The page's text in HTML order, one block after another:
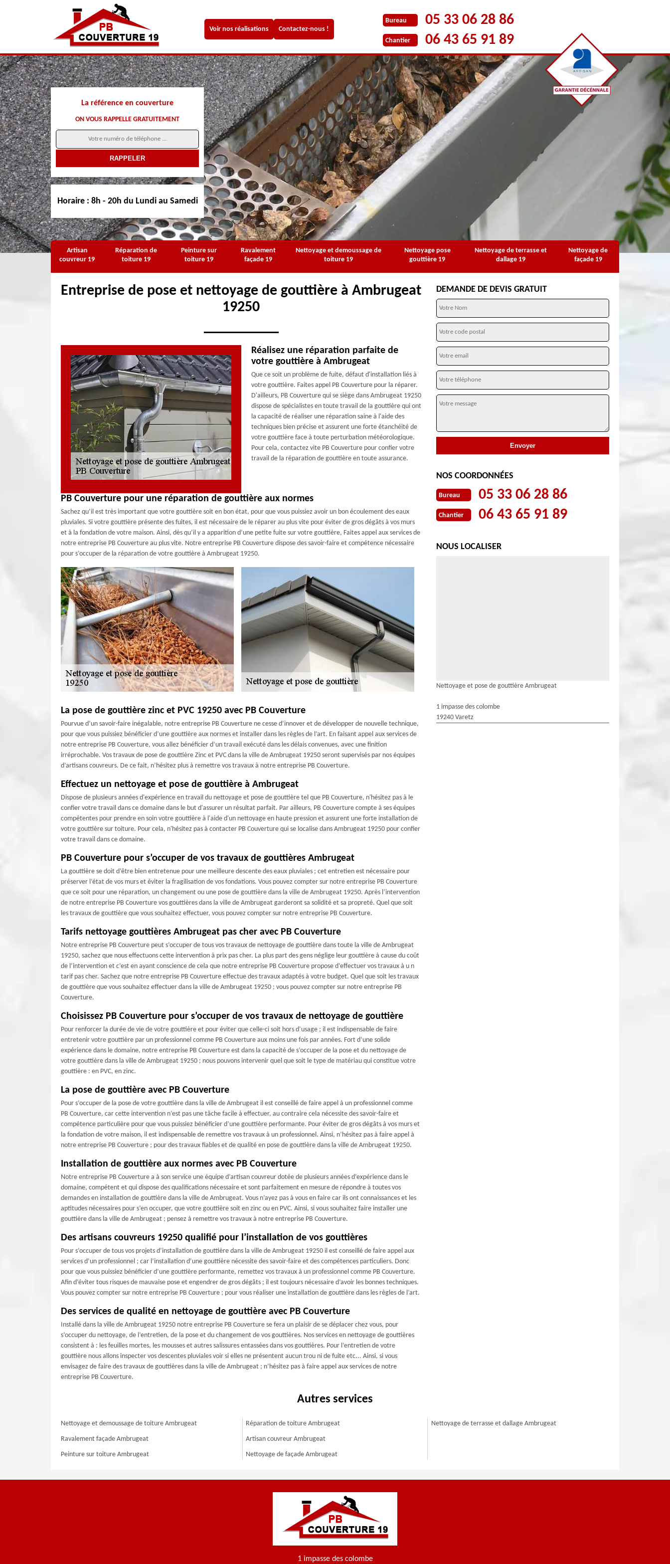
Voir nos réalisations Contactez-nous !
Bureau 05 33 06 28 86
Chantier 06 43 65 91 89
La référence en couverture
ON VOUS RAPPELLE GRATUITEMENT
Horaire : 8h - 20h du Lundi au Samedi
Artisan
couvreur 19
Réparation de
toiture 19
Peinture sur
toiture 19
Ravalement
façade 19
Nettoyage et demoussage de
toiture 19
Nettoyage pose
gouttière 19
Nettoyage de terrasse et
dallage 19
Nettoyage de
façade 19
Entreprise de pose et nettoyage de gouttière à Ambrugeat
19250
Réalisez une réparation parfaite de
votre gouttière à Ambrugeat
Que ce soit un problème de fuite, défaut d'installation liés à
votre gouttière. Faites appel PB Couverture pour la réparer.
D'ailleurs, PB Couverture qui se siège dans Ambrugeat 19250
dispose de spécialistes en toute travail de la gouttière qui ont
la capacité de réaliser une réparation saine à l'aide des
techniques bien précise et assurent une forte étanchéité de
votre gouttière face à toute perturbation météorologique.
Pour cela, contactez vite PB Couverture pour confier votre
travail de la réparation de gouttière en toute assurance.
PB Couverture pour une réparation de gouttière aux normes
Sachez qu’il est très important que votre gouttière soit en bon état, pour que vous puissiez avoir un bon écoulement des eaux
pluviales. Si votre gouttière présente des fuites, il est nécessaire de le réparer au plus vite pour éviter de gros dégâts à vos murs
et à la fondation de votre maison. Ainsi, dès qu’il y a apparition d’une petite fuite sur votre gouttière, Faites appel aux services de
notre entreprise PB Couverture au plus vite. Notre entreprise PB Couverture dispose des savoir-faire et compétence nécessaire
pour s’occuper de la réparation de votre gouttière à Ambrugeat 19250.
La pose de gouttière zinc et PVC 19250 avec PB Couverture
Pourvue d’un savoir-faire inégalable, notre entreprise PB Couverture ne cesse d’innover et de développer de nouvelle technique,
pour que vous puissiez bénéficier d’une gouttière aux normes et installer dans les règles de l’art. En faisant appel aux services de
notre entreprise PB Couverture, vous allez bénéficier d’un travail exécuté dans les délais convenues, avec une finition
irréprochable. Vos travaux de pose de gouttière Zinc et PVC dans la ville de Ambrugeat 19250 seront supervisés par nos équipes
d’artisans couvreurs. De ce fait, n’hésitez plus à remettre vos travaux à notre entreprise PB Couverture.
Effectuez un nettoyage et pose de gouttière à Ambrugeat
Dispose de plusieurs années d'expérience en travail du nettoyage et pose de gouttière tel que PB Couverture, n'hésitez pas à le
confier votre travail dans ce domaine dans le but d'assurer un résultat parfait. Par ailleurs, PB Couverture compte à ses équipes
compétentes pour prendre en soin votre gouttière à l'aide d'un nettoyage en haute pression et assurent une forte installation de
votre gouttière sur toiture. Pour cela, n'hésitez pas à contacter PB Couverture qui se localise dans Ambrugeat 19250 pour confier
votre travail dans ce domaine.
PB Couverture pour s’occuper de vos travaux de gouttières Ambrugeat
La gouttière se doit d’être bien entretenue pour une meilleure descente des eaux pluviales ; cet entretien est nécessaire pour
préserver l’état de vos murs et éviter la fragilisation de vos fondations. Vous pouvez compter sur notre entreprise PB Couverture
que ce soit pour une réparation, un changement ou une pose de gouttière dans la ville de Ambrugeat 19250. Après l’intervention
de notre entreprise PB Couverture vos gouttières dans la ville de Ambrugeat garderont sa solidité et sa propreté. Quel que soit
les travaux de gouttière que vous souhaitez effectuer, vous pouvez compter sur notre entreprise PB Couverture.
Tarifs nettoyage gouttières Ambrugeat pas cher avec PB Couverture
Notre entreprise PB Couverture peut s’occuper de tous vos travaux de nettoyage de gouttière dans toute la ville de Ambrugeat
19250, sachez que nous effectuons cette intervention à prix pas cher. La plus part des gens néglige leur gouttière à cause du coût
de l’intervention et c’est en ayant conscience de cela que notre entreprise PB Couverture propose d’effectuer vos travaux à u n
tarif pas cher. Sachez que notre entreprise PB Couverture effectue des travaux adaptés à votre budget. Quel que soit les travaux
de gouttière que vous souhaitez effectuer dans la ville de Ambrugeat 19250 ; vous pouvez compter sur notre entreprise PB
Couverture.
Choisissez PB Couverture pour s’occuper de vos travaux de nettoyage de gouttière
Pour renforcer la durée de vie de votre gouttière et pour éviter que celle-ci soit hors d’usage ; il est indispensable de faire
entretenir votre gouttière par un professionnel comme PB Couverture aux moins une fois par années. Fort d’une solide
expérience dans le domaine, notre entreprise PB Couverture est dans la capacité de s’occuper de la pose et du nettoyage de
votre gouttière dans la ville de Ambrugeat 19250 ; nous pouvons intervenir quel que soit le type de matériau qui constitue votre
gouttière : en PVC, en zinc.
La pose de gouttière avec PB Couverture
Pour s’occuper de la pose de votre gouttière dans la ville de Ambrugeat il est conseillé de faire appel à un professionnel comme
PB Couverture, car cette intervention n’est pas une tâche facile à effectuer, au contraire cela nécessite des savoir-faire et
compétence particulière pour que vous puissiez bénéficier d’une gouttière performante. Pour éviter de gros dégâts à vos murs et
la fondation de votre maison, il est indispensable de remettre vos travaux à un professionnel. Ainsi, n’hésitez pas à faire appel à
notre entreprise PB Couverture ; pour des travaux fiables et de qualité en pose de gouttière dans la ville de Ambrugeat 19250.
Installation de gouttière aux normes avec PB Couverture
Notre entreprise PB Couverture a à son service une équipe d’artisan couvreur dotée de plusieurs années d’expérience dans le
domaine, compétent et qui dispose des qualifications nécessaire et sont parfaitement en mesure de répondre à toutes vos
demandes en installation de gouttière dans la ville de Ambrugeat. Vous n’ayez pas à vous en faire car ils ont connaissances et les
aptitudes nécessaires pour s’en occuper, que votre gouttière soit en zinc ou en PVC. Ainsi, si vous souhaitez faire installer une
gouttière dans la ville de Ambrugeat ; pensez à remettre vos travaux à notre entreprise PB Couverture.
Des artisans couvreurs 19250 qualifié pour l’installation de vos gouttières
Pour s’occuper de tous vos projets d’installation de gouttière dans la ville de Ambrugeat 19250 il est conseillé de faire appel aux
services d’un professionnel ; car l’installation d’une gouttière nécessite des savoir-faire et des compétences particuliers. Donc
pour que vous puissiez bénéficier d’une gouttière performante, remettez vos travaux à un professionnel comme PB Couverture.
Afin d’éviter tous risques de mauvaise pose et engendrer de gros dégâts ; il est toujours nécessaire d’avoir les bonnes techniques.
Vous pouvez compter sur notre entreprise PB Couverture ; pour vous réaliser une installation de gouttière dans les règles de l’art.
Des services de qualité en nettoyage de gouttière avec PB Couverture
Installé dans la ville de Ambrugeat 19250 notre entreprise PB Couverture se fera un plaisir de se déplacer chez vous, pour
s’occuper du nettoyage, de l’entretien, de la pose et du changement de vos gouttières. Nos services en nettoyage de gouttières
consistent à : les feuilles mortes, les mousses et autres salissures entassées dans vos gouttières. Pour l’entretien de votre
gouttière nous allons inspecter vos descentes pluviales voir si elles ne présentent aucun trou ni de fuite etc... Ainsi, si vous
envisagez de faire des travaux de gouttières dans la ville de Ambrugeat ; n’hésitez pas à faire appel aux services de notre
entreprise PB Couverture.
DEMANDE DE DEVIS GRATUIT
NOS COORDONNÉES
Bureau 05 33 06 28 86
Chantier 06 43 65 91 89
NOUS LOCALISER
Nettoyage et pose de gouttière Ambrugeat
1 impasse des colombe
19240 Varetz
Autres services
Nettoyage et demoussage de toiture Ambrugeat
Ravalement façade Ambrugeat
Peinture sur toiture Ambrugeat
Réparation de toiture Ambrugeat
Artisan couvreur Ambrugeat
Nettoyage de façade Ambrugeat
Nettoyage de terrasse et dallage Ambrugeat
1 impasse des colombe